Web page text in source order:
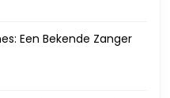
Een Bekende Zanger